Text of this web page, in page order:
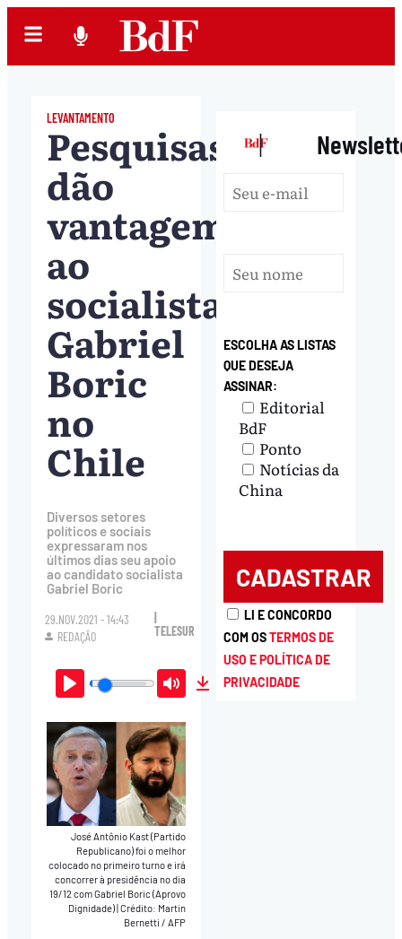
LEVANTAMENTO
Pesquisas
dão
vantagem
ao
socialista
Gabriel
Boric
no
Chile
Diversos setores
políticos e sociais
expressaram nos
últimos dias seu apoio
ao candidato socialista
Gabriel Boric
29.NOV.2021 - 14:43
REDAÇÃO
TELESUR
Play Mute
José Antônio Kast (Partido
Republicano) foi o melhor
colocado no primeiro turno e irá
concorrer à presidência no dia
19/12 com Gabriel Boric (Aprovo
Dignidade) Crédito: Martin
Bernetti / AFP
|
ESCOLHA AS LISTAS
QUE DESEJA
ASSINAR:
Editorial
BdF
Ponto
Notícias da
China
LI E CONCORDO
COM OSTERMOS DE
USO E POLÍTICA DE
PRIVACIDADE